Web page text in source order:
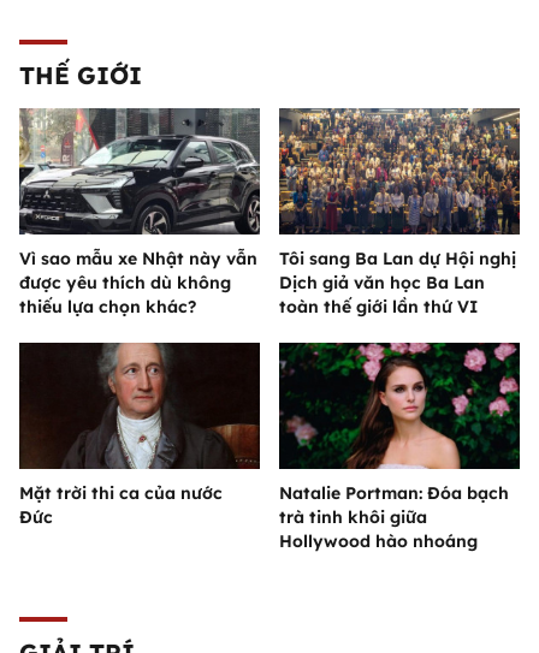
THẾ GIỚI
Vì sao mẫu xe Nhật này vẫn
được yêu thích dù không
thiếu lựa chọn khác?
Tôi sang Ba Lan dự Hội nghị
Dịch giả văn học Ba Lan
toàn thế giới lần thứ VI
Mặt trời thi ca của nước
Đức
Natalie Portman: Đóa bạch
trà tinh khôi giữa
Hollywood hào nhoáng